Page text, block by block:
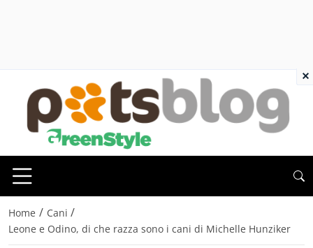
Home / Cani /
Leone e Odino, di che razza sono i cani di Michelle Hunziker
×